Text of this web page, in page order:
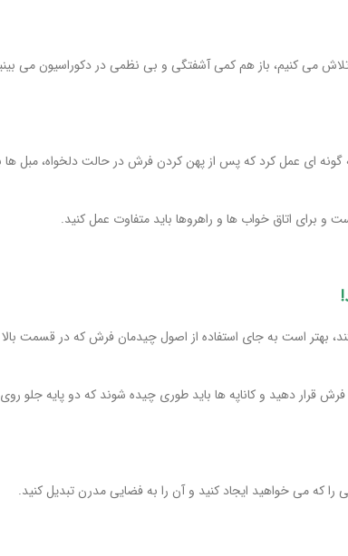
می کنیم، باز هم کمی آشفتگی و بی نظمی در دکوراسیون می
ای عمل کرد که پس از پهن کردن فرش در حالت دلخواه، مبل ها
و برای اتاق خواب ها و راهروها باید متفاوت عمل کنید.
بهتر است به جای استفاده از اصول چیدمان فرش که در قسمت بالا
قرار دهید و کاناپه ها باید طوری چیده شوند که دو پایه جلو
که می خواهید ایجاد کنید و آن را به فضایی مدرن تبدیل کنید.